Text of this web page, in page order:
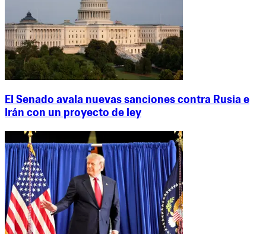
El Senado avala nuevas sanciones contra Rusia e
Irán con un proyecto de ley